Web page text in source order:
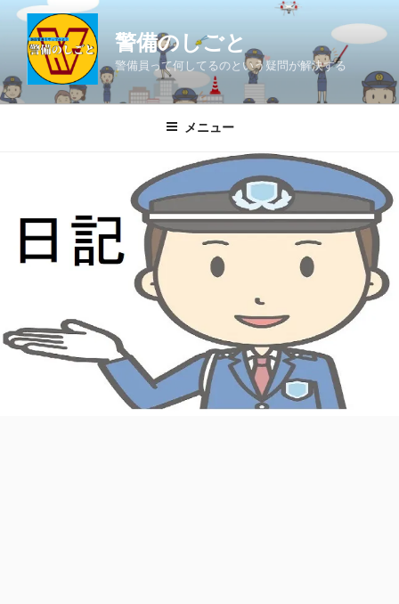
ン
ツ
警備のしごと
警備員って何してるのという疑問が解決する
メニュー